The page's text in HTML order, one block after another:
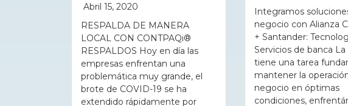
Abril 15, 2020
RESPALDA DE MANERA
LOCAL CON CONTPAQi®
RESPALDOS Hoy en día las
empresas enfrentan una
problemática muy grande, el
brote de COVID-19 se ha
extendido rápidamente por
Integramos
negocio con Alianza
+ Santander:
Servicios de banca
tiene una tarea
mantener la
negocio en óptimas
condiciones,